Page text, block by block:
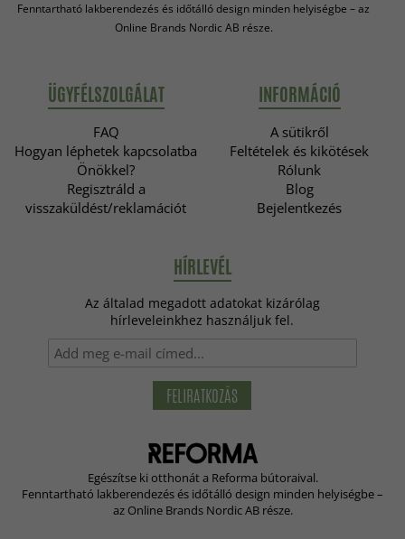
Fenntartható lakberendezés és időtálló design minden helyiségbe – az
Online Brands Nordic AB része.
ÜGYFÉLSZOLGÁLAT
FAQ
Hogyan léphetek kapcsolatba
Önökkel?
Regisztráld a
visszaküldést/reklamációt
INFORMÁCIÓ
A sütikről
Feltételek és kikötések
Rólunk
Blog
Bejelentkezés
HÍRLEVÉL
Az általad megadott adatokat kizárólag
hírleveleinkhez használjuk fel.
FELIRATKOZÁS
Egészítse ki otthonát a Reforma bútoraival.
Fenntartható lakberendezés és időtálló design minden helyiségbe –
az Online Brands Nordic AB része.